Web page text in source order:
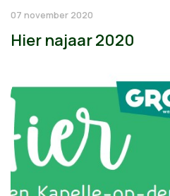
07 november 2020
Hier najaar 2020